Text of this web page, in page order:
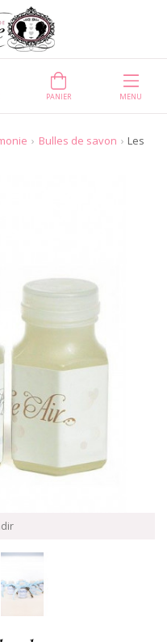
PANIER MENU
Bulles de savon
Les